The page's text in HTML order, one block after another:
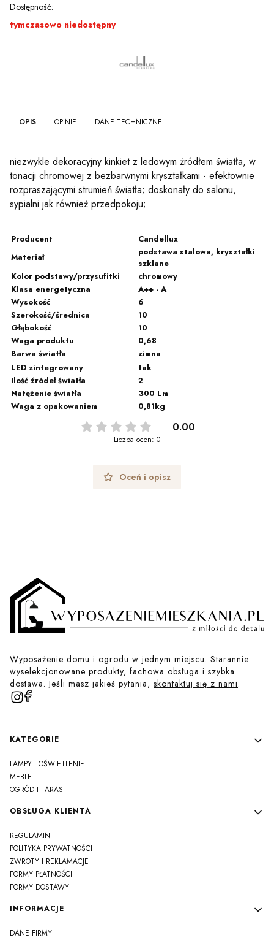
Dostępność:
tymczasowo niedostępny
OPIS OPINIE DANE TECHNICZNE
niezwykle dekoracyjny kinkiet z ledowym żródłem światła, w
tonacji chromowej z bezbarwnymi kryształkami - efektownie
rozpraszającymi strumień światła; doskonały do salonu,
sypialni jak również przedpokoju;
Producent
Candellux
Materiał
podstawa stalowa, kryształki
szklane
Kolor podstawy/przysufitki
chromowy
Klasa energetyczna
A++ - A
Wysokość
6
Szerokość/średnica
10
Głębokość
10
Waga produktu
0,68
Barwa światła
zimna
LED zintegrowany
tak
Ilość źródeł światła
2
Natężenie światła
300 Lm
Waga z opakowaniem
0,81kg
0.00
Liczba ocen: 0
Oceń i opisz
Wyposażenie domu i ogrodu w jednym miejscu. Starannie
wyselekcjonowane produkty, fachowa obsługa i szybka
dostawa. Jeśli masz jakieś pytania, skontaktuj się z nami.
Linki w stopce
KATEGORIE
LAMPY I OŚWIETLENIE
MEBLE
OGRÓD I TARAS
OBSŁUGA KLIENTA
REGULAMIN
POLITYKA PRYWATNOŚCI
ZWROTY I REKLAMACJE
FORMY PŁATNOŚCI
FORMY DOSTAWY
INFORMACJE
DANE FIRMY